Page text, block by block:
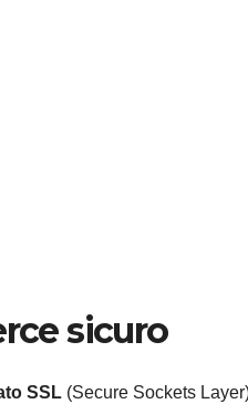
sicuro
SSL (Secure Sockets